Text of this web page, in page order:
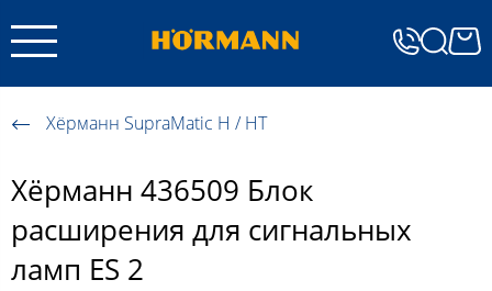
Хёрманн SupraMatic H / HT
Хёрманн 436509 Блок
расширения для сигнальных
ламп ES 2